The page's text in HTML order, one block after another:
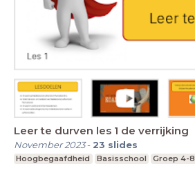
Leer te durven les 1 de verrijking
November 2023- 23 slides
Hoogbegaafdheid Basisschool Groep 4-8